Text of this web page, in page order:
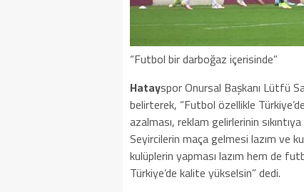
“Futbol bir darboğaz içerisinde”
Hatayspor Onursal Başkanı Lütfü
belirterek, “Futbol özellikle
azalması, reklam gelirlerinin
Seyircilerin maça gelmesi lazım ve
kulüplerin yapması lazım hem de
Türkiye’de kalite yükselsin” dedi.